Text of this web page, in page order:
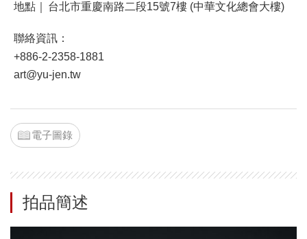
地點｜
台北市重慶南路二段15號7樓 (中華文化總會大樓)
聯絡資訊：
+886-2-2358-1881
art@yu-jen.tw
電子圖錄
拍品簡述